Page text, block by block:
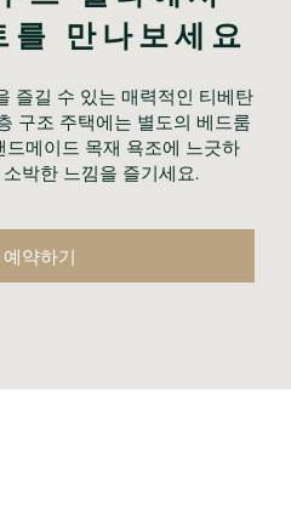
를 만나보세요
즐길 수 있는 매력적인 티베탄
구조 주택에는 별도의 베드룸
메이드 목재 욕조에 느긋하
박한 느낌을 즐기세요.
약하기